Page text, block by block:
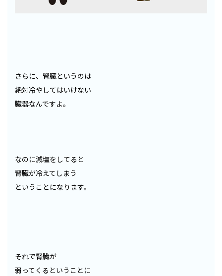
さらに、腎臓というのは
絶対冷やしてはいけない
臓器なんですよ。
なのに減塩をしてると
腎臓が冷えてしまう
ということになります。
それで腎臓が
弱ってくるということに